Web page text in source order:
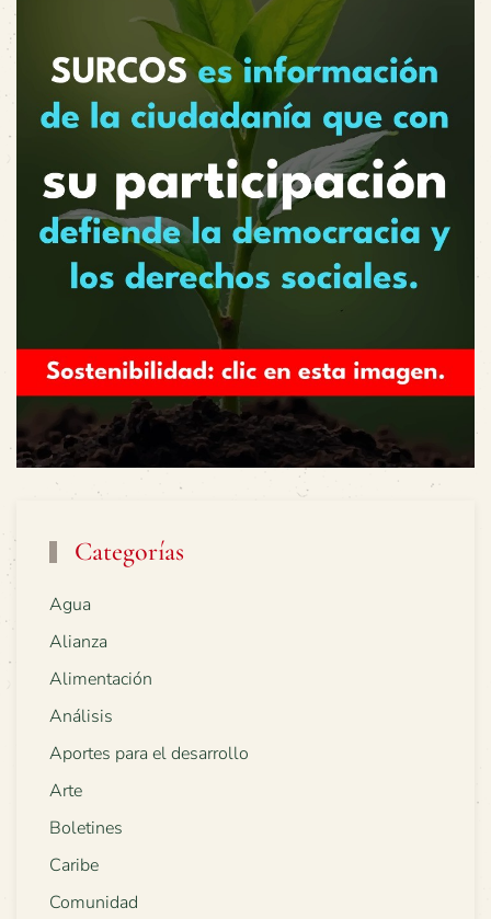
Categorías
Agua
Alianza
Alimentación
Análisis
Aportes para el desarrollo
Arte
Boletines
Caribe
Comunidad